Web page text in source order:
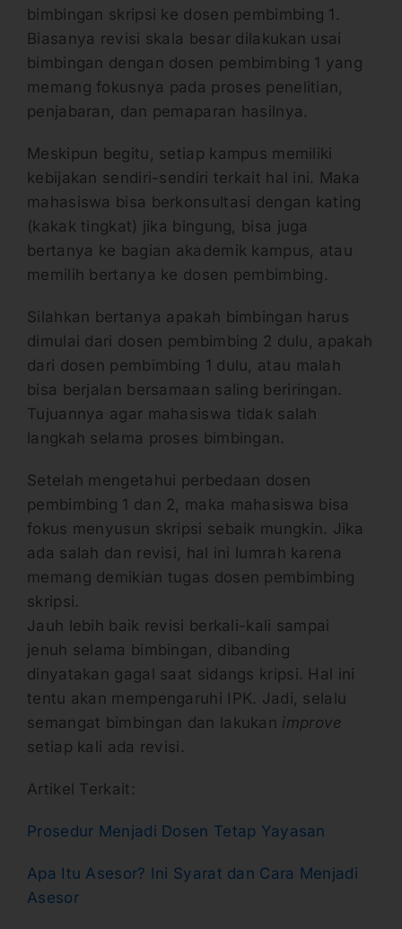
bimbingan skripsi ke dosen pembimbing 1.
Biasanya revisi skala besar dilakukan usai
bimbingan dengan dosen pembimbing 1 yang
memang fokusnya pada proses penelitian,
penjabaran, dan pemaparan hasilnya.
Meskipun begitu, setiap kampus memiliki
kebijakan sendiri-sendiri terkait hal ini. Maka
mahasiswa bisa berkonsultasi dengan kating
(kakak tingkat) jika bingung, bisa juga
bertanya ke bagian akademik kampus, atau
memilih bertanya ke dosen pembimbing.
Silahkan bertanya apakah bimbingan harus
dimulai dari dosen pembimbing 2 dulu, apakah
dari dosen pembimbing 1 dulu, atau malah
bisa berjalan bersamaan saling beriringan.
Tujuannya agar mahasiswa tidak salah
langkah selama proses bimbingan.
Setelah mengetahui perbedaan dosen
pembimbing 1 dan 2, maka mahasiswa bisa
fokus menyusun skripsi sebaik mungkin. Jika
ada salah dan revisi, hal ini lumrah karena
memang demikian tugas dosen pembimbing
skripsi.
Jauh lebih baik revisi berkali-kali sampai
jenuh selama bimbingan, dibanding
dinyatakan gagal saat sidangs kripsi. Hal ini
tentu akan mempengaruhi IPK. Jadi, selalu
semangat bimbingan dan lakukan improve
setiap kali ada revisi.
Artikel Terkait:
Prosedur Menjadi Dosen Tetap Yayasan
Apa Itu Asesor? Ini Syarat dan Cara Menjadi
Asesor